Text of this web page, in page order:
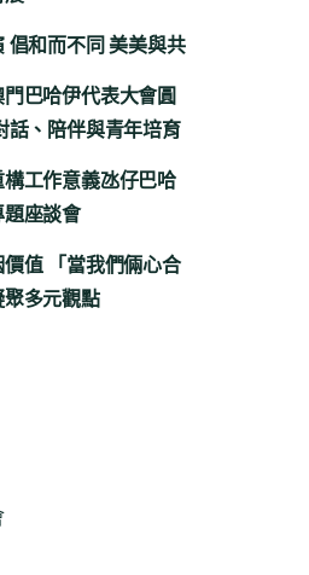
倡和而不同 美美與共
巴哈伊代表大會圓
話、陪伴與青年培育
工作意義氹仔巴哈
座談會
值 「當我們倆心合
多元觀點